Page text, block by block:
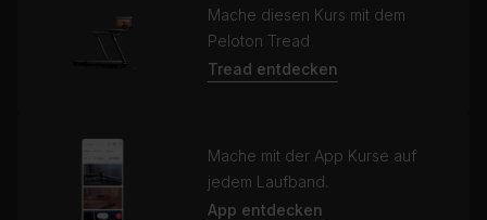
Mache diesen Kurs mit dem
Peloton Tread
Tread entdecken
Mache mit der App Kurse auf
jedem Laufband.
App entdecken